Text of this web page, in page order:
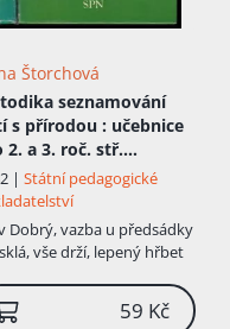
Štorchová
seznamování
s přírodou : učebnice
2. a 3. roč. stř.
školy, obor
na mateřských
| Státní pedagogické
Dobrý, vazba u předsádky
vše drží, lepený hřbet
59 Kč